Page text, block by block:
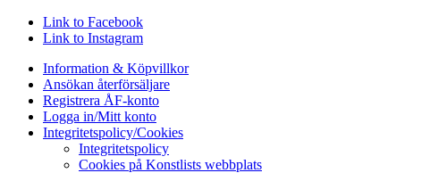
Link to Facebook
Link to Instagram
Information & Köpvillkor
Ansökan återförsäljare
Registrera ÅF-konto
Logga in/Mitt konto
Integritetspolicy/Cookies
Integritetspolicy
Cookies på Konstlists webbplats